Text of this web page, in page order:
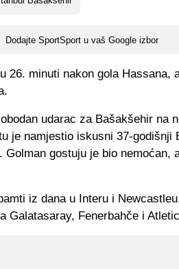
Dodajte SportSport u vaš Google izbor
26. minuti nakon gola Hassana,
udarac za Bašakšehir na
je namjestio iskusni 37-godišnji
Golman gostuju je bio nemoćan,
iz dana u Interu i
Galatasaray, Fenerbahče i